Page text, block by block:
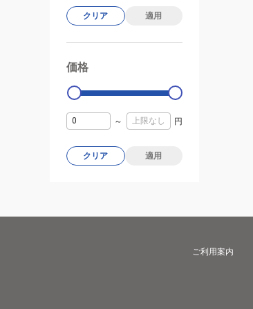
クリア 適用
価格
0
～ 円
クリア 適用
ご利用案内